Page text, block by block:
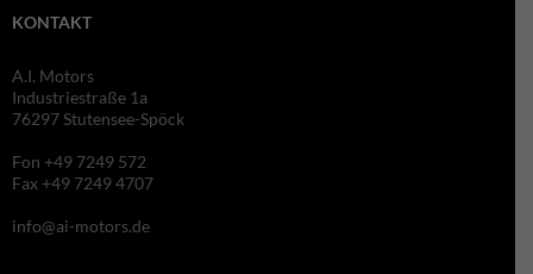
KONTAKT
A.I. Motors
Industriestraße 1a
76297 Stutensee-Spöck
Fon +49 7249 572
Fax +49 7249 4707
info@ai-motors.de